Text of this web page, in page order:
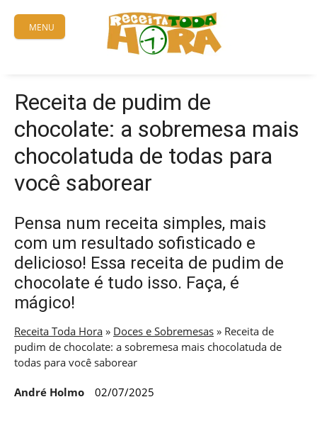
content
MENU
Receita de pudim de
chocolate: a sobremesa mais
chocolatuda de todas para
você saborear
Pensa num receita simples, mais
com um resultado sofisticado e
delicioso! Essa receita de pudim de
chocolate é tudo isso. Faça, é
mágico!
Receita Toda Hora » Doces e Sobremesas » Receita de
pudim de chocolate: a sobremesa mais chocolatuda de
todas para você saborear
André Holmo 02/07/2025